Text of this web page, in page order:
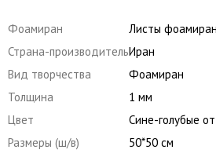
Фоамиран
Листы
Страна-производительИран
Вид творчества
Фоамиран
Толщина
1 мм
Цвет
Сине-голубые
Размеры (ш/в)
50*50 см